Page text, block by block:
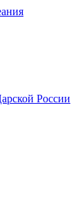
России